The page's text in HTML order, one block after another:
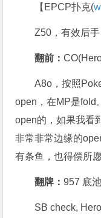
【EPCP扑克(
Z50，有效后
翻前：
A8o，按照
open，在MP是fold
open的，如果我看
非常非常边缘的
有条鱼，也得偿所
翻牌：957 底
SB check,